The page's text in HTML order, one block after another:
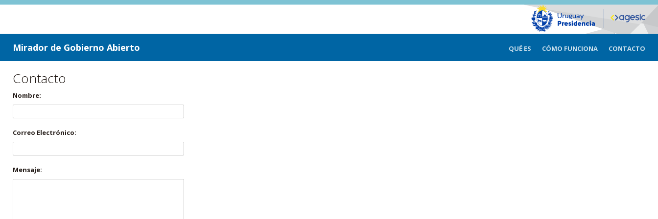
ir a contenido
ir al menú
Mirador de Gobierno Abierto QUÉ ES CÓMO FUNCIONA CONTACTO
Contacto
Nombre:
Correo Electrónico:
Mensaje: